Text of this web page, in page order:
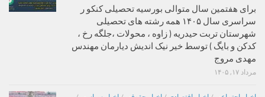
برای هفتمین سال متوالی بورسیه تحصیلی کنکو ر
سراسری سال ۱۴۰۵ همه رشته های تحصیلی
شهرستان تربت حیدریه ( زاوه ، محولات ،جلگه رخ ،
کدکن و بایگ ) توسط خیر نیک اندیش دیارمان مهندس
مهدی مروج
مرداد ۱۷, ۱۴۰۵